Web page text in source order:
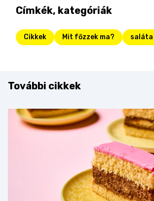
Címkék, kategóriák
Cikkek Mit főzzek ma? saláta
További cikkek